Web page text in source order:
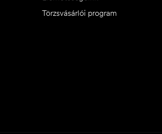
Törzsvásárlói program